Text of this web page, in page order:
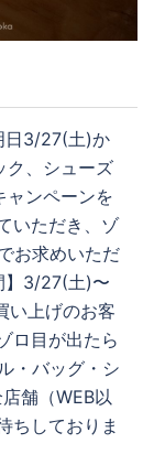
日3/27(土)か
ク、シューズ
ャンペーンを
いただき、ゾ
お求めいただ
】3/27(土)〜
い上げのお客
ロ目が出たら
・バッグ・シ
舗（WEB以
ちしておりま